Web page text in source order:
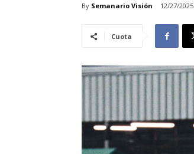
By Semanario Visión 12/27/2025
Cuota